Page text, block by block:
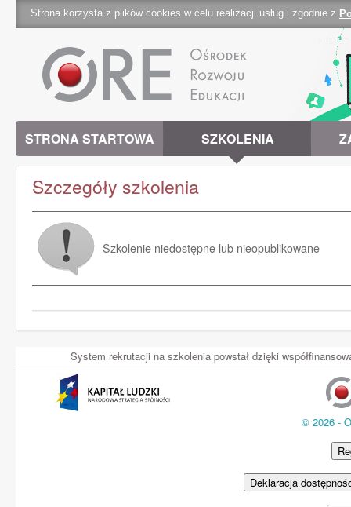
Strona korzysta z plików cookies w celu realizacji usług i zgodnie z
STRONA STARTOWA SZKOLENIA
Szczegóły szkolenia
Szkolenie niedostępne lub nieopublikowane
System rekrutacji na szkolenia powstał dzięki
© 2026 -
Deklaracja